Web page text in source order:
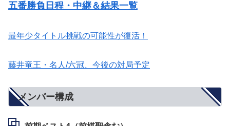
五番勝負日程・中継＆結果一覧
最年少タイトル挑戦の可能性が復活！
藤井竜王・名人/六冠、今後の対局予定
メンバー構成